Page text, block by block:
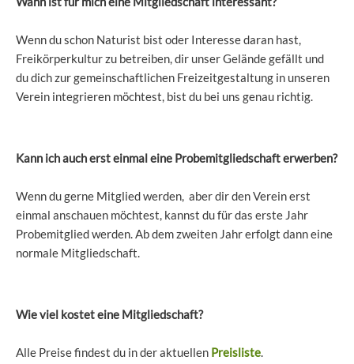
Wenn du schon Naturist bist oder Interesse daran hast,
Freikörperkultur zu betreiben, dir unser Gelände gefällt und
du dich zur gemeinschaftlichen Freizeitgestaltung in unseren
Verein integrieren möchtest, bist du bei uns genau richtig.
Kann ich auch erst einmal eine Probemitgliedschaft erwerben?
Wenn du gerne Mitglied werden, aber dir den Verein erst
einmal anschauen möchtest, kannst du für das erste Jahr
Probemitglied werden. Ab dem zweiten Jahr erfolgt dann eine
normale Mitgliedschaft.
Wie viel kostet eine Mitgliedschaft?
Alle Preise findest du in der aktuellen Preisliste.